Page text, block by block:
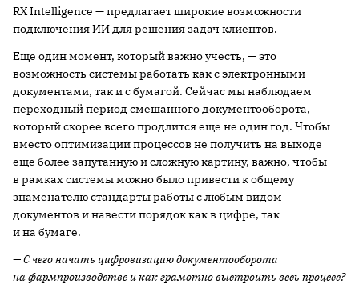
RX Intelligence — предлагает широкие возможности
подключения ИИ для решения задач клиентов.
Еще один момент, который важно учесть, — это
возможность системы работать как с электронными
документами, так и с бумагой. Сейчас мы наблюдаем
переходный период смешанного документооборота,
который скорее всего продлится еще не один год. Чтобы
вместо оптимизации процессов не получить на выходе
еще более запутанную и сложную картину, важно, чтобы
в рамках системы можно было привести к общему
знаменателю стандарты работы с любым видом
документов и навести порядок как в цифре, так
и на бумаге.
— С чего начать цифровизацию документооборота
на фармпроизводстве и как грамотно выстроить весь процесс?